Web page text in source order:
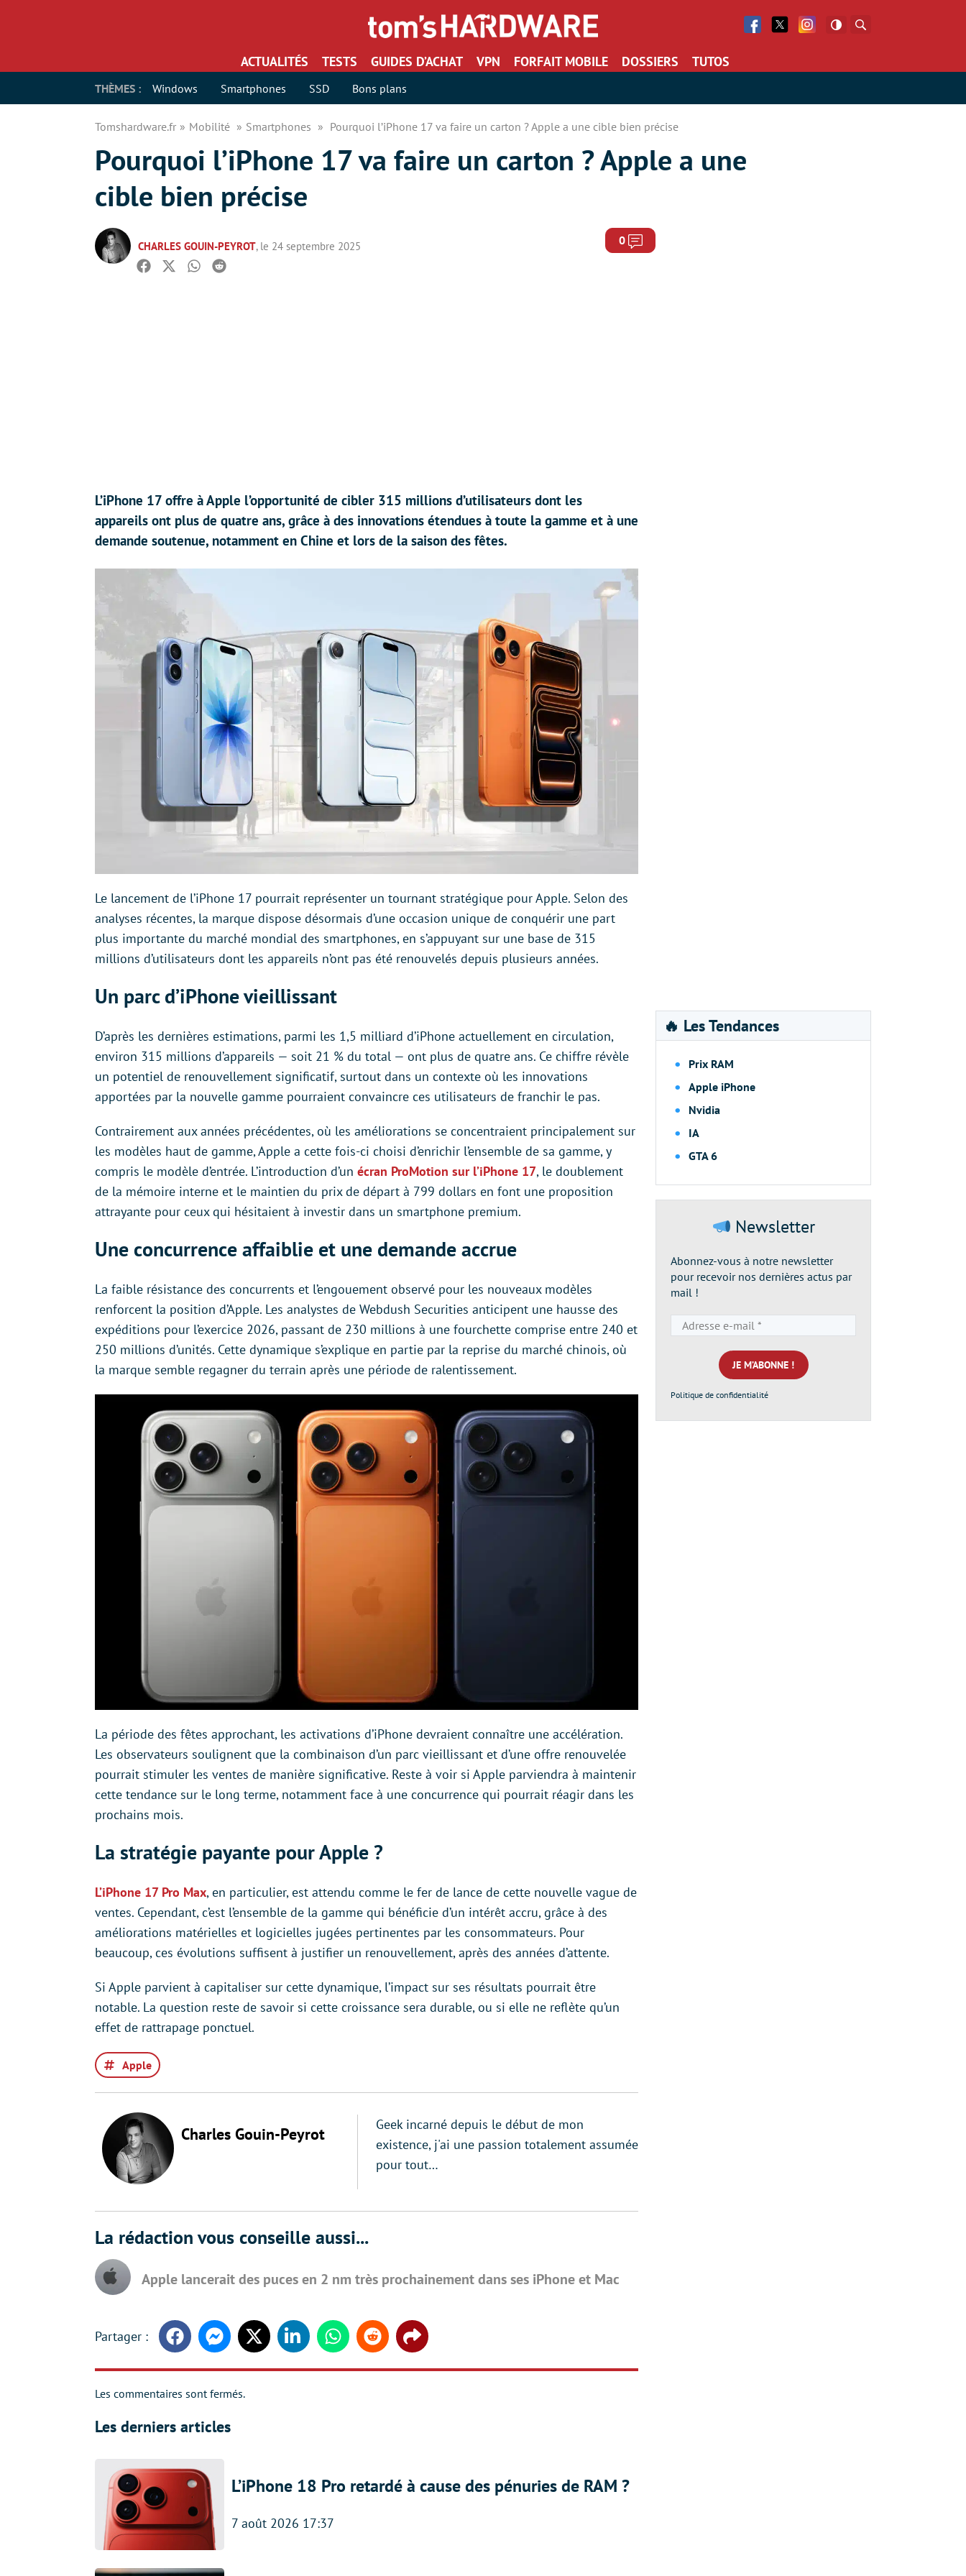
Facebook
Twitter Facebook
ACTUALITÉS TESTS GUIDES D’ACHAT VPN FORFAIT MOBILE DOSSIERS TUTOS
THÈMES : Windows Smartphones SSD Bons plans
Tomshardware.fr Mobilité Smartphones Pourquoi l’iPhone 17 va faire un carton ? Apple a une cible bien précise
Pourquoi l’iPhone 17 va faire un carton ? Apple a une
cible bien précise
CHARLES GOUIN-PEYROT, le 24 septembre 2025 0 Commentaires
Facebook
TwitterWhatsapp
Reddit
L’iPhone 17 offre à Apple l’opportunité de cibler 315 millions d’utilisateurs dont les
appareils ont plus de quatre ans, grâce à des innovations étendues à toute la gamme et à une
demande soutenue, notamment en Chine et lors de la saison des fêtes.
Le lancement de l’iPhone 17 pourrait représenter un tournant stratégique pour Apple. Selon des
analyses récentes, la marque dispose désormais d’une occasion unique de conquérir une part
plus importante du marché mondial des smartphones, en s’appuyant sur une base de 315
millions d’utilisateurs dont les appareils n’ont pas été renouvelés depuis plusieurs années.
Un parc d’iPhone vieillissant
D’après les dernières estimations, parmi les 1,5 milliard d’iPhone actuellement en circulation,
environ 315 millions d’appareils — soit 21 % du total — ont plus de quatre ans. Ce chiffre révèle
un potentiel de renouvellement significatif, surtout dans un contexte où les innovations
apportées par la nouvelle gamme pourraient convaincre ces utilisateurs de franchir le pas.
Contrairement aux années précédentes, où les améliorations se concentraient principalement sur
les modèles haut de gamme, Apple a cette fois-ci choisi d’enrichir l’ensemble de sa gamme, y
compris le modèle d’entrée. L’introduction d’un écran ProMotion sur l’iPhone 17, le doublement
de la mémoire interne et le maintien du prix de départ à 799 dollars en font une proposition
attrayante pour ceux qui hésitaient à investir dans un smartphone premium.
Une concurrence affaiblie et une demande accrue
La faible résistance des concurrents et l’engouement observé pour les nouveaux modèles
renforcent la position d’Apple. Les analystes de Webdush Securities anticipent une hausse des
expéditions pour l’exercice 2026, passant de 230 millions à une fourchette comprise entre 240 et
250 millions d’unités. Cette dynamique s’explique en partie par la reprise du marché chinois, où
la marque semble regagner du terrain après une période de ralentissement.
La période des fêtes approchant, les activations d’iPhone devraient connaître une accélération.
Les observateurs soulignent que la combinaison d’un parc vieillissant et d’une offre renouvelée
pourrait stimuler les ventes de manière significative. Reste à voir si Apple parviendra à maintenir
cette tendance sur le long terme, notamment face à une concurrence qui pourrait réagir dans les
prochains mois.
La stratégie payante pour Apple ?
L’iPhone 17 Pro Max, en particulier, est attendu comme le fer de lance de cette nouvelle vague de
ventes. Cependant, c’est l’ensemble de la gamme qui bénéficie d’un intérêt accru, grâce à des
améliorations matérielles et logicielles jugées pertinentes par les consommateurs. Pour
beaucoup, ces évolutions suffisent à justifier un renouvellement, après des années d’attente.
Si Apple parvient à capitaliser sur cette dynamique, l’impact sur ses résultats pourrait être
notable. La question reste de savoir si cette croissance sera durable, ou si elle ne reflète qu’un
effet de rattrapage ponctuel.
Apple
Charles Gouin-Peyrot
Geek incarné depuis le début de mon
existence, j'ai une passion totalement assumée
pour tout…
La rédaction vous conseille aussi...
Apple lancerait des puces en 2 nm très prochainement dans ses iPhone et Mac
FacebookMessengerTwitter LinkedinWhatsappReddit Share
Les commentaires sont fermés.
Les derniers articles
L’iPhone 18 Pro retardé à cause des pénuries de RAM ?
7 août 2026 17:37
🔥 Les Tendances
Prix RAM
Apple iPhone
Nvidia
IA
GTA 6
Newsletter
Abonnez-vous à notre newsletter
pour recevoir nos dernières actus par
mail !
e-
mail
*
Politique de confidentialité